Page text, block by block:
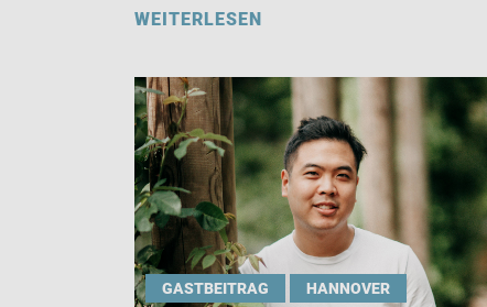
WEITERLESEN
GASTBEITRAG HANNOVER